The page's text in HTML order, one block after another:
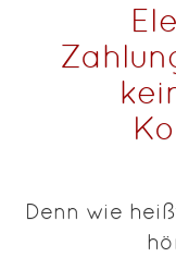
Denn wie